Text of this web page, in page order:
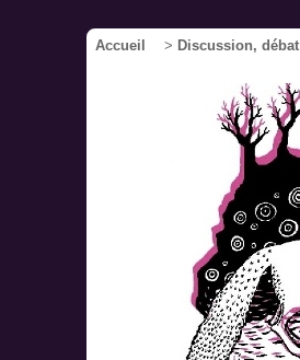
Accueil > Discussion, débat